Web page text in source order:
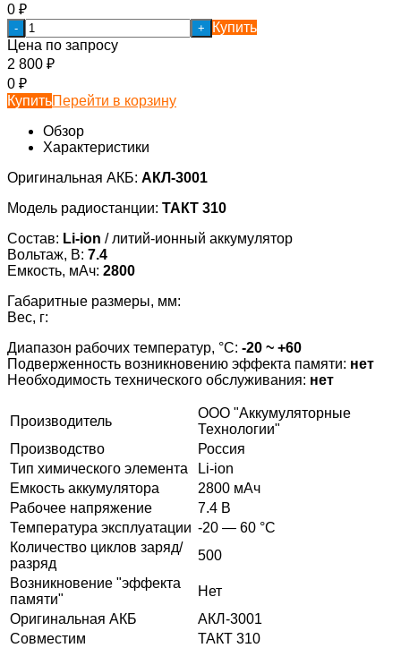
0 ₽
- +
Купить
Цена по запросу
2 800 ₽
0 ₽
КупитьПерейти в корзину
Обзор
Характеристики
Оригинальная АКБ: АКЛ-3001
Модель радиостанции: ТАКТ 310
Состав: Li-ion / литий-ионный аккумулятор
Вольтаж, В: 7.4
Емкость, мАч: 2800
Габаритные размеры, мм:
Вес, г:
Диапазон рабочих температур, °С: -20 ~ +60
Подверженность возникновению эффекта памяти: нет
Необходимость технического обслуживания: нет
Производитель
ООО "Аккумуляторные
Технологии"
Производство
Россия
Тип химического элемента
Li-ion
Емкость аккумулятора
2800 мАч
Рабочее напряжение
7.4 В
Температура эксплуатации -20 — 60 °C
Количество циклов заряд/
разряд
500
Возникновение "эффекта
памяти"
Нет
Оригинальная АКБ
АКЛ-3001
Совместим
ТАКТ 310